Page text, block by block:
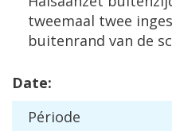
tweemaal twee
buitenrand van de
Date:
Période